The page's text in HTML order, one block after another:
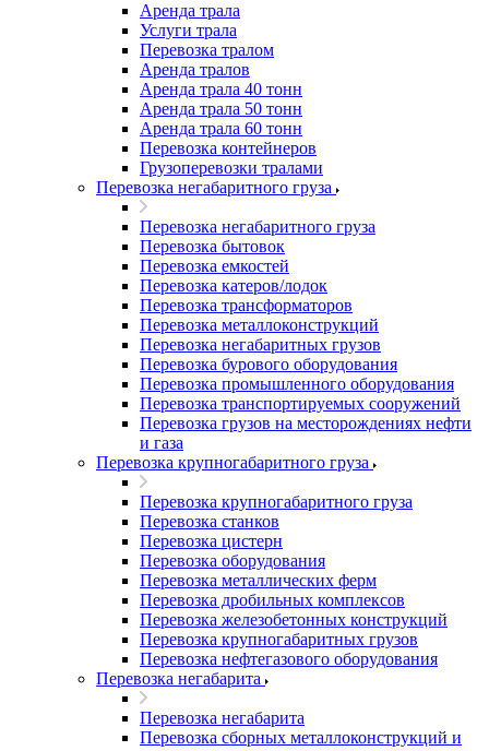
Аренда трала
Услуги трала
Перевозка тралом
Аренда тралов
Аренда трала 40 тонн
Аренда трала 50 тонн
Аренда трала 60 тонн
Перевозка контейнеров
Грузоперевозки тралами
Перевозка негабаритного груза
Перевозка негабаритного груза
Перевозка бытовок
Перевозка емкостей
Перевозка катеров/лодок
Перевозка трансформаторов
Перевозка металлоконструкций
Перевозка негабаритных грузов
Перевозка бурового оборудования
Перевозка промышленного оборудования
Перевозка транспортируемых сооружений
Перевозка грузов на месторождениях нефти
и газа
Перевозка крупногабаритного груза
Перевозка крупногабаритного груза
Перевозка станков
Перевозка цистерн
Перевозка оборудования
Перевозка металлических ферм
Перевозка дробильных комплексов
Перевозка железобетонных конструкций
Перевозка крупногабаритных грузов
Перевозка нефтегазового оборудования
Перевозка негабарита
Перевозка негабарита
Перевозка сборных металлоконструкций и